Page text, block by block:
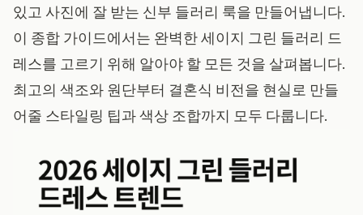
있고 사진에 잘 받는 신부 들러리 룩을 만들어냅니다.
이 종합 가이드에서는 완벽한 세이지 그린 들러리 드
레스를 고르기 위해 알아야 할 모든 것을 살펴봅니다.
최고의 색조와 원단부터 결혼식 비전을 현실로 만들
어줄 스타일링 팁과 색상 조합까지 모두 다룹니다.